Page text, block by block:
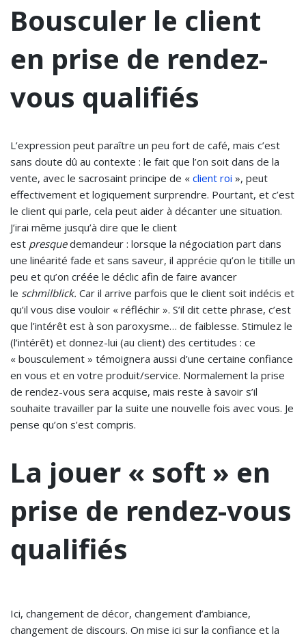
Bousculer le client
en prise de rendez-
vous qualifiés
L’expression peut paraître un peu fort de café, mais c’est
sans doute dû au contexte : le fait que l’on soit dans de la
vente, avec le sacrosaint principe de « client roi », peut
effectivement et logiquement surprendre. Pourtant, et c’est
le client qui parle, cela peut aider à décanter une situation.
J’irai même jusqu’à dire que le client
est presquedemandeur : lorsque la négociation part dans
une linéarité fade et sans saveur, il apprécie qu’on le titille un
peu et qu’on créée le déclic afin de faire avancer
le schmilblick. Car il arrive parfois que le client soit indécis et
qu’il vous dise vouloir « réfléchir ». S’il dit cette phrase, c’est
que l’intérêt est à son paroxysme… de faiblesse. Stimulez le
(l’intérêt) et donnez-lui (au client) des certitudes : ce
« bousculement » témoignera aussi d’une certaine confiance
en vous et en votre produit/service. Normalement la prise
de rendez-vous sera acquise, mais reste à savoir s’il
souhaite travailler par la suite une nouvelle fois avec vous. Je
pense qu’on s’est compris.
La jouer « soft » en
prise de rendez-vous
qualifiés
Ici, changement de décor, changement d’ambiance,
changement de discours. On mise ici sur la confiance et la